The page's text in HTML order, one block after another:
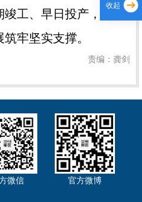
工、早日投产，为兰
牢坚实支撑。
责编：龚剑
收起
微信 官方微博